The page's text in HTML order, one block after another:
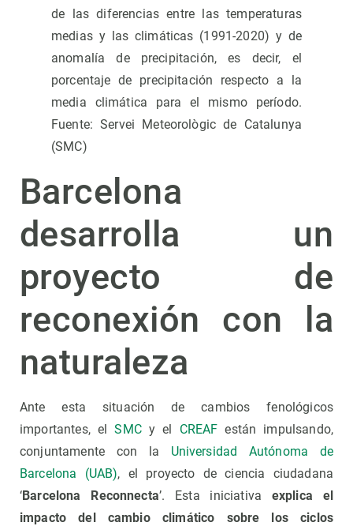
de las diferencias entre las temperaturas
medias y las climáticas (1991-2020) y de
anomalía de precipitación, es decir, el
porcentaje de precipitación respecto a la
media climática para el mismo período.
Fuente: Servei Meteorològic de Catalunya
(SMC)
Barcelona
desarrolla un
proyecto de
reconexión con la
naturaleza
Ante esta situación de cambios fenológicos
importantes, elSMCy el CREAF están impulsando,
conjuntamente con la Universidad Autónoma de
Barcelona (UAB), el proyecto de ciencia ciudadana
‘Barcelona Reconnecta’. Esta iniciativa explica el
impacto del cambio climático sobre los ciclos